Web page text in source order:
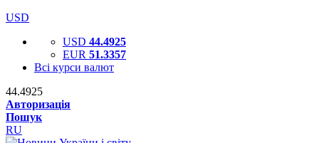
USD
USD 44.4925
EUR 51.3357
Всі курси валют
44.4925
Авторизація
Пошук
RU